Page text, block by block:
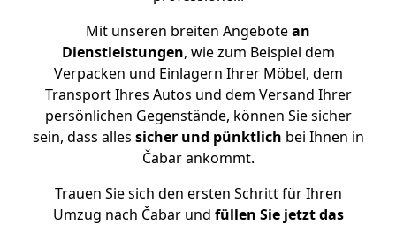
Mit unseren breiten Angebotean
Dienstleistungen, wie zum Beispiel dem
Verpacken und Einlagern Ihrer Möbel, dem
Transport Ihres Autos und dem Versand Ihrer
persönlichen Gegenstände, können Sie sicher
sein, dass alles sicher und pünktlich bei Ihnen in
Čabar ankommt.
Trauen Sie sich den ersten Schritt für Ihren
Umzug nach Čabar und füllen Sie jetzt das